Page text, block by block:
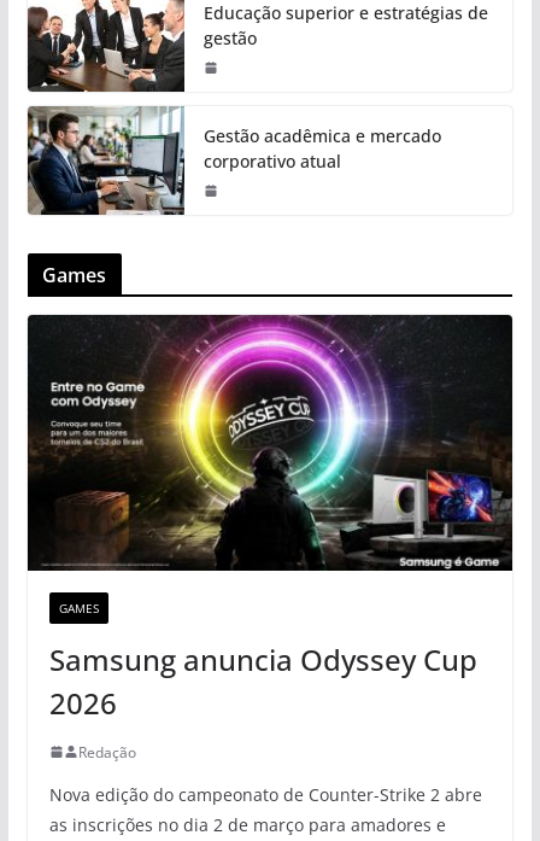
Educação superior e estratégias de
gestão
Gestão acadêmica e mercado
corporativo atual
Games
GAMES
Samsung anuncia Odyssey Cup
2026
Redação
Nova edição do campeonato de Counter-Strike 2 abre
as inscrições no dia 2 de março para amadores e